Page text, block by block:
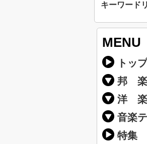
キーワード
MENU
トッ
邦 楽
洋 楽
音楽
特集